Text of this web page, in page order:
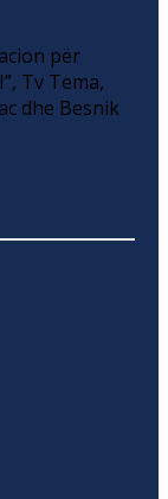
për
Tv Tema,
dhe Besnik